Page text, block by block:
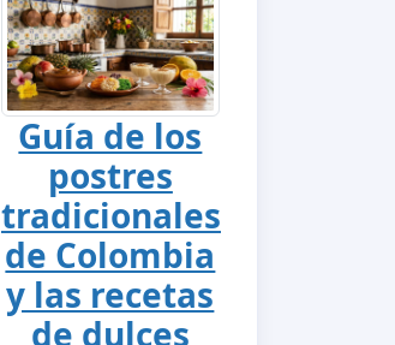
Guía de los
postres
tradicionales
de Colombia
y las recetas
de dulces